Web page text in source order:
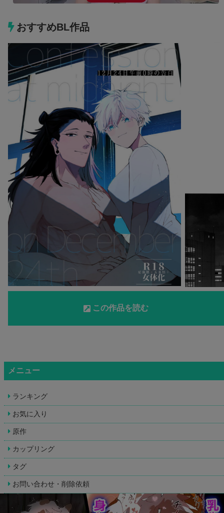
おすすめBL作品
この作品を読む
メニュー
ランキング
お気に入り
原作
カップリング
タグ
お問い合わせ・削除依頼